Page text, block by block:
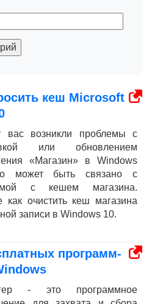
кеш Microsoft
вас возникли проблемы с
или обновлением
«Магазин» в Windows
может быть связано с
с кешем магазина.
как очистить кеш магазина
записи в Windows 10.
программ-
- это программное